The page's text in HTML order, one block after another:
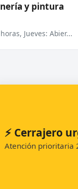
y pintura
Jueves: Abier...
⚡ Cerrajero
Atención prioritaria